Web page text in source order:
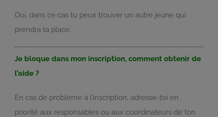
Oui, dans ce cas tu peux trouver un autre jeune qui
prendra ta place.
Je bloque dans mon inscription, comment obtenir de
l’aide ?
En cas de problème à l’inscription, adresse-toi en
priorité aux responsables ou aux coordinateurs de ton